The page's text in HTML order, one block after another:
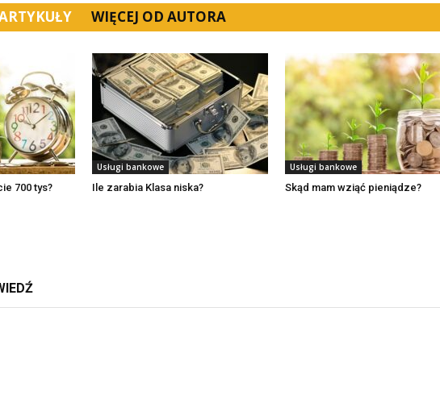
WIĘCEJ OD AUTORA
700 tys?
Usługi bankowe
Ile zarabia Klasa niska?
Usługi bankowe
Skąd mam wziąć pieniądze?